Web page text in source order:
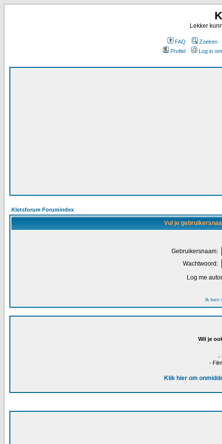
Lekker
FAQ
Zoeken
Profiel
Log in
Kletsforum Forumindex
Vul je
Gebruikersnaam:
Wachtwoord:
Log me
Ik ben
Wil je
-
-
Klik hier om